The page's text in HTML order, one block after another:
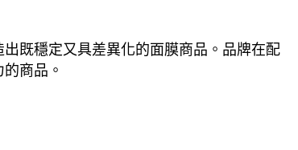
既穩定又具差異化的面膜商品。品牌在配
商品。